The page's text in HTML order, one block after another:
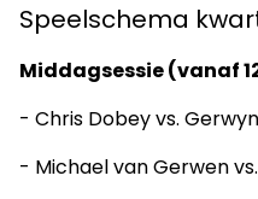
Speelschema
Middagsessie (vanaf
- Chris Dobey vs.
- Michael van Gerwen